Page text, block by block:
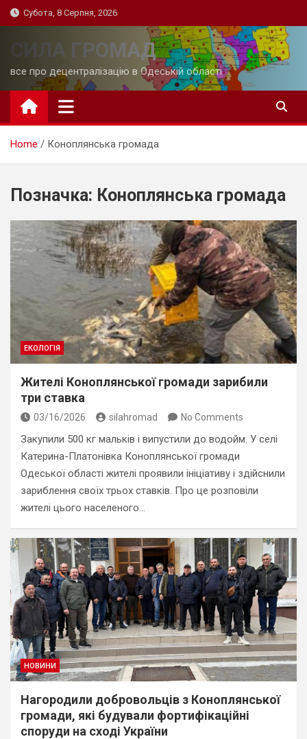
Skip
to
Субота, 8 Серпня, 2026
СИЛА ГРОМАД
все про децентралізацію в Одеській області
Home Коноплянська громада
Позначка: Коноплянська громада
ЕКОЛОГІЯ
Жителі Коноплянської громади зарибили
три ставка
03/16/2026 silahromad No Comments
Закупили 500 кг мальків і випустили до водойм. У селі
Катерина-Платонівка Коноплянської громади
Одеської області жителі проявили ініціативу і здійснили
зариблення своїх трьох ставків. Про це розповіли
жителі цього населеного…
НОВИНИ
Нагородили добровольців з Коноплянської
громади, які будували фортифікаційні
споруди на сході України